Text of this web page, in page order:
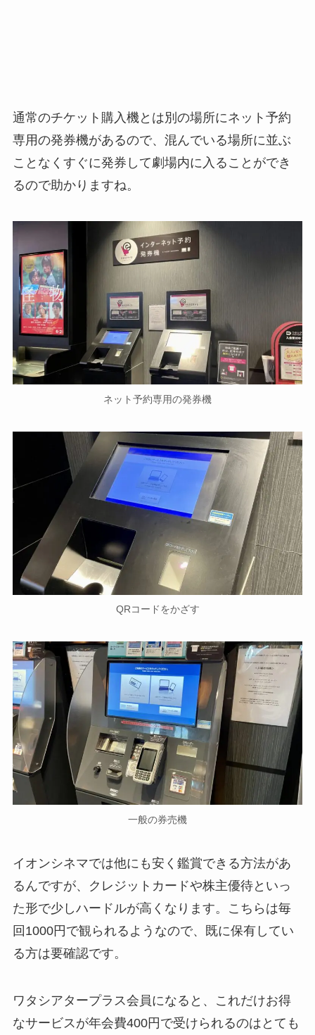
通常のチケット購入機とは別の場所にネット予約
専用の発券機があるので、混んでいる場所に並ぶ
ことなくすぐに発券して劇場内に入ることができ
るので助かりますね。
ネット予約専用の発券機
QRコードをかざす
一般の券売機
イオンシネマでは他にも安く鑑賞できる方法があ
るんですが、クレジットカードや株主優待といっ
た形で少しハードルが高くなります。こちらは毎
回1000円で観られるようなので、既に保有してい
る方は要確認です。
ワタシアタープラス会員になると、これだけお得
なサービスが年会費400円で受けられるのはとても